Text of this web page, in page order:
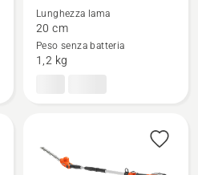
dettagli
su
Aspire™
S20-
batteria
Lunghezza lama
20 cm
Peso senza batteria
1,2 kg